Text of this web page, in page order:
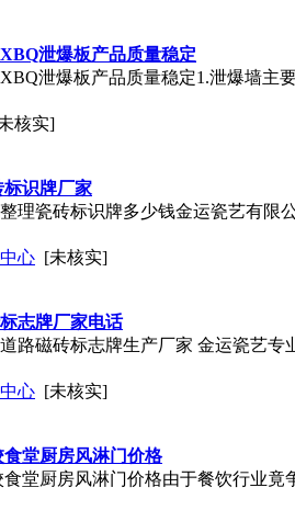
泄爆板产品质量稳定
泄爆板产品质量稳定1.泄爆墙主
核实]
识牌厂家
理瓷砖标识牌多少钱金运瓷艺有
心 [未核实]
志牌厂家电话
路磁砖标志牌生产厂家 金运瓷艺
心 [未核实]
堂厨房风淋门价格
堂厨房风淋门价格由于餐饮行业竟